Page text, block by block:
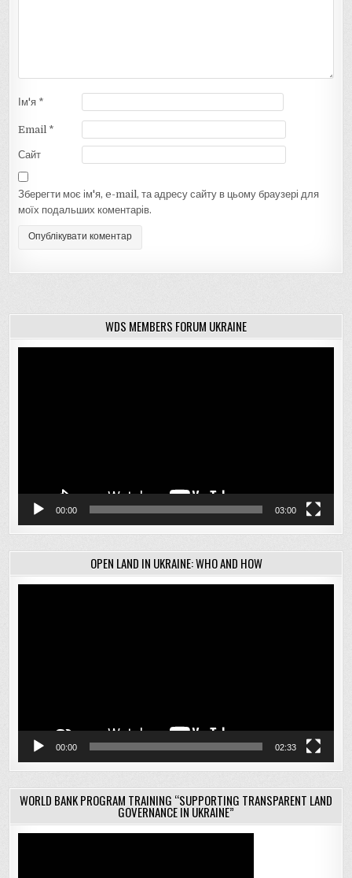
Ім'я *
Email *
Сайт
Зберегти моє ім'я, e-mail, та адресу сайту в цьому браузері для
моїх подальших коментарів.
WDS MEMBERS FORUM UKRAINE
00:00 03:00
OPEN LAND IN UKRAINE: WHO AND HOW
00:00 02:33
WORLD BANK PROGRAM TRAINING “SUPPORTING TRANSPARENT LAND
GOVERNANCE IN UKRAINE”